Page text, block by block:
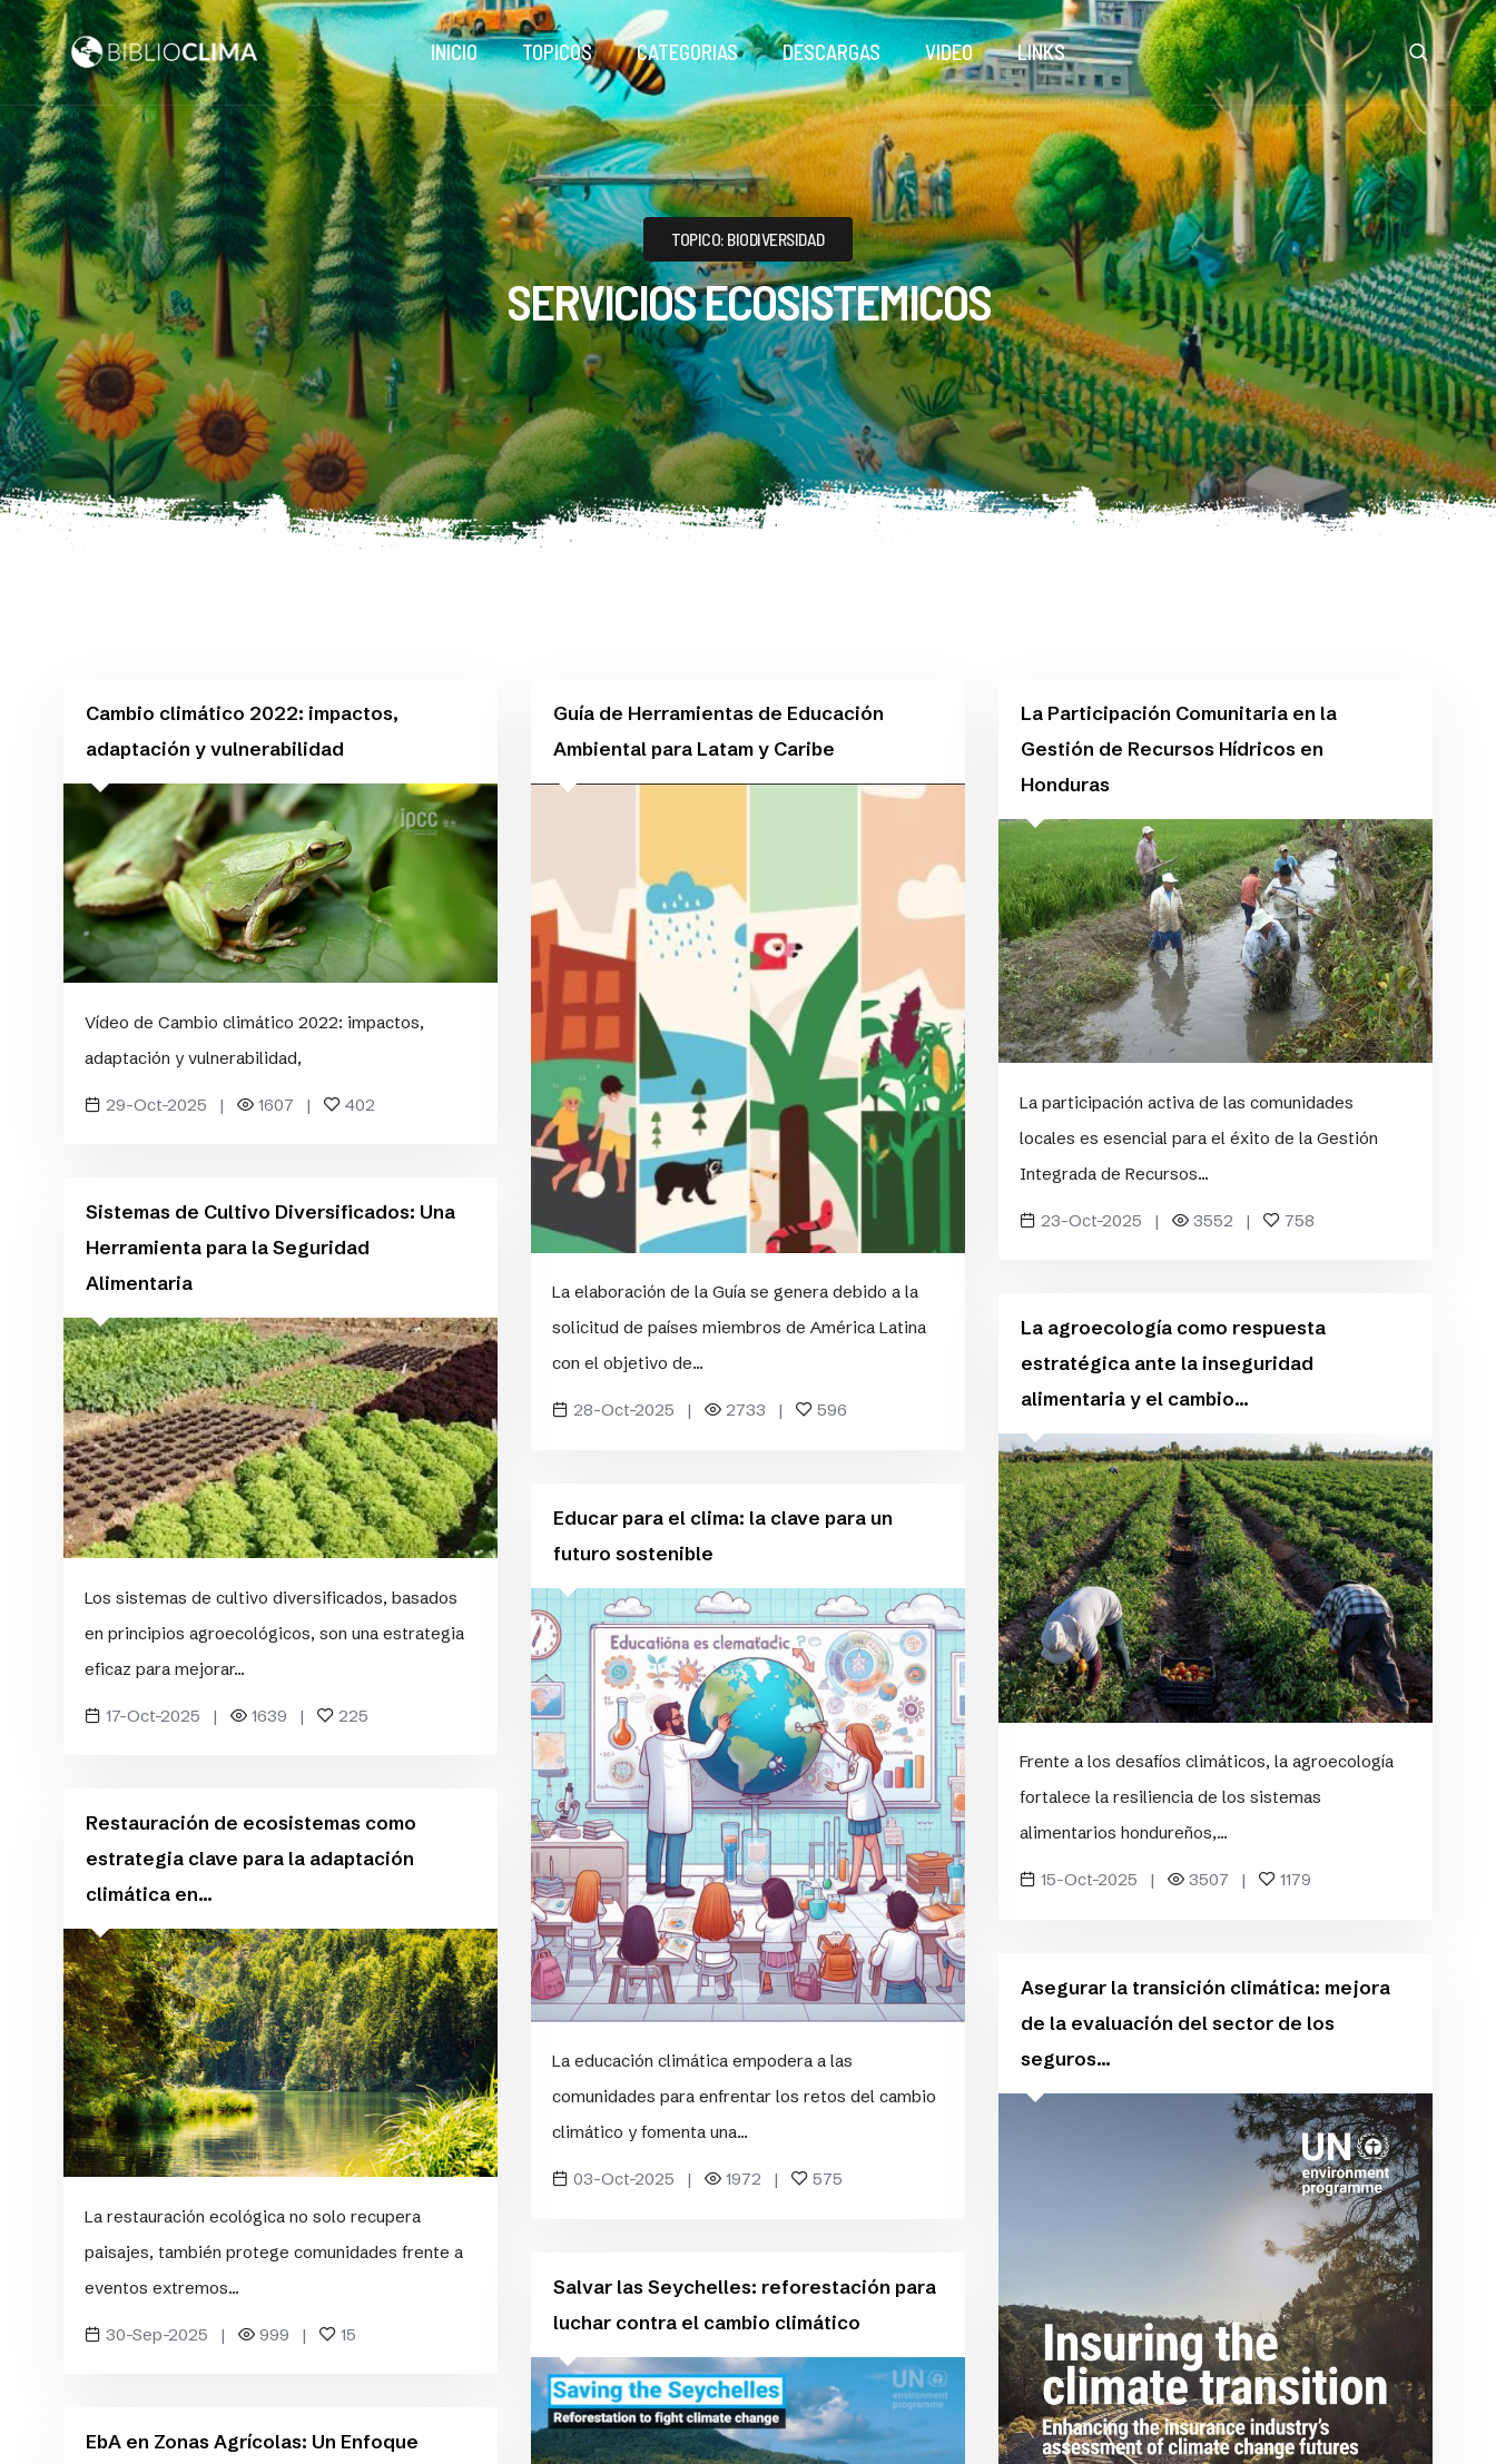
INICIO TOPICOS CATEGORIAS DESCARGAS VIDEO LINKS
TOPICO: BIODIVERSIDAD
SERVICIOS ECOSISTEMICOS
Cambio climático 2022: impactos,
adaptación y vulnerabilidad
Vídeo de Cambio climático 2022: impactos,
adaptación y vulnerabilidad,
29-Oct-2025 | 1607 | 402
Guía de Herramientas de Educación
Ambiental para Latam y Caribe
La elaboración de la Guía se genera debido a la
solicitud de países miembros de América Latina
con el objetivo de...
28-Oct-2025 | 2733 | 596
La Participación Comunitaria en la
Gestión de Recursos Hídricos en
Honduras
La participación activa de las comunidades
locales es esencial para el éxito de la Gestión
Integrada de Recursos...
23-Oct-2025 | 3552 | 758
Sistemas de Cultivo Diversificados: Una
Herramienta para la Seguridad
Alimentaria
Los sistemas de cultivo diversificados, basados
en principios agroecológicos, son una estrategia
eficaz para mejorar...
17-Oct-2025 | 1639 | 225
La agroecología como respuesta
estratégica ante la inseguridad
alimentaria y el cambio...
Frente a los desafíos climáticos, la agroecología
fortalece la resiliencia de los sistemas
alimentarios hondureños,...
15-Oct-2025 | 3507 | 1179
Educar para el clima: la clave para un
futuro sostenible
La educación climática empodera a las
comunidades para enfrentar los retos del cambio
climático y fomenta una...
03-Oct-2025 | 1972 | 575
Restauración de ecosistemas como
estrategia clave para la adaptación
climática en...
La restauración ecológica no solo recupera
paisajes, también protege comunidades frente a
eventos extremos...
30-Sep-2025 | 999 | 15
Asegurar la transición climática: mejora
de la evaluación del sector de los
seguros...
Salvar las Seychelles: reforestación para
luchar contra el cambio climático
EbA en Zonas Agrícolas: Un Enfoque